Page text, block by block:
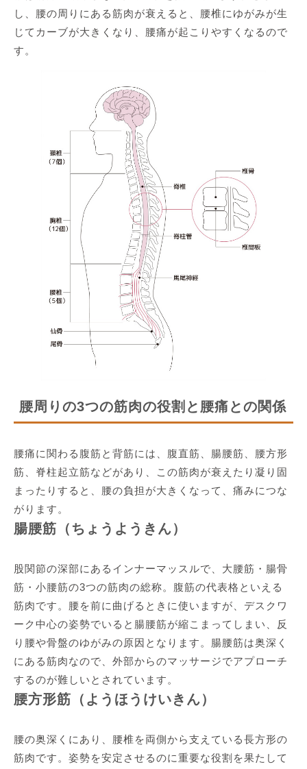
し、腰の周りにある筋肉が衰えると、腰椎にゆがみが生
じてカーブが大きくなり、腰痛が起こりやすくなるので
す。
腰周りの3つの筋肉の役割と腰痛との関係
腰痛に関わる腹筋と背筋には、腹直筋、腸腰筋、腰方形
筋、脊柱起立筋などがあり、この筋肉が衰えたり凝り固
まったりすると、腰の負担が大きくなって、痛みにつな
がります。
腸腰筋（ちょうようきん）
股関節の深部にあるインナーマッスルで、大腰筋・腸骨
筋・小腰筋の3つの筋肉の総称。腹筋の代表格といえる
筋肉です。腰を前に曲げるときに使いますが、デスクワ
ーク中心の姿勢でいると腸腰筋が縮こまってしまい、反
り腰や骨盤のゆがみの原因となります。腸腰筋は奥深く
にある筋肉なので、外部からのマッサージでアプローチ
するのが難しいとされています。
腰方形筋（ようほうけいきん）
腰の奥深くにあり、腰椎を両側から支えている長方形の
筋肉です。姿勢を安定させるのに重要な役割を果たして